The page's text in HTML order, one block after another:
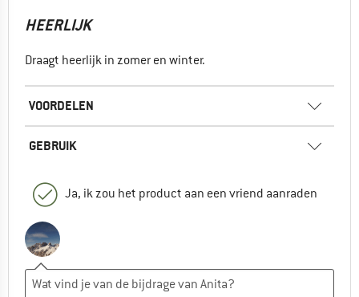
HEERLIJK
Draagt heerlijk in zomer en winter.
VOORDELEN
GEBRUIK
Ja, ik zou het product aan een vriend aanraden